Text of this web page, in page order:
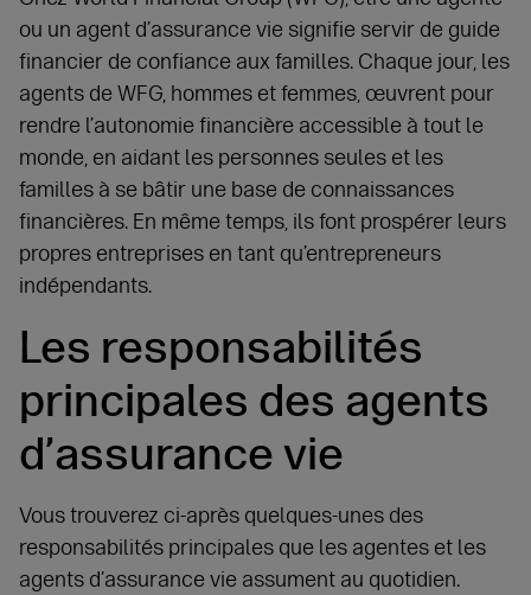
ou un agent d’assurance vie signifie servir de guide
financier de confiance aux familles. Chaque jour, les
agents de WFG, hommes et femmes, œuvrent pour
rendre l’autonomie financière accessible à tout le
monde, en aidant les personnes seules et les
familles à se bâtir une base de connaissances
financières. En même temps, ils font prospérer leurs
propres entreprises en tant qu’entrepreneurs
indépendants.
Les responsabilités
principales des agents
d’assurance vie
Vous trouverez ci-après quelques-unes des
responsabilités principales que les agentes et les
agents d’assurance vie assument au quotidien.